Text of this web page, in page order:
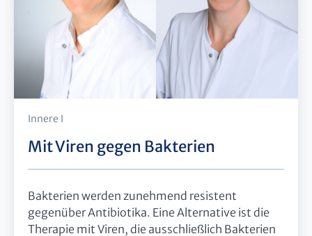
Innere I
Mit Viren gegen Bakterien
Bakterien werden zunehmend resistent
gegenüber Antibiotika. Eine Alternative ist die
Therapie mit Viren, die ausschließlich Bakterien